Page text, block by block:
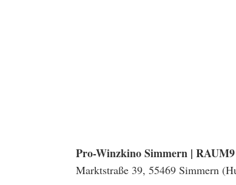
Pro-Winzkino Simmern | RAUM9
Marktstraße 39, 55469 Simmern